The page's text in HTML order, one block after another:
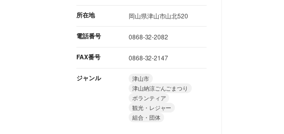
所在地 岡山県津山市山北520
電話番号 0868-32-2082
FAX番号 0868-32-2147
ジャンル
津山市
津山納涼ごんごまつり
ボランティア
観光・レジャー
組合・団体